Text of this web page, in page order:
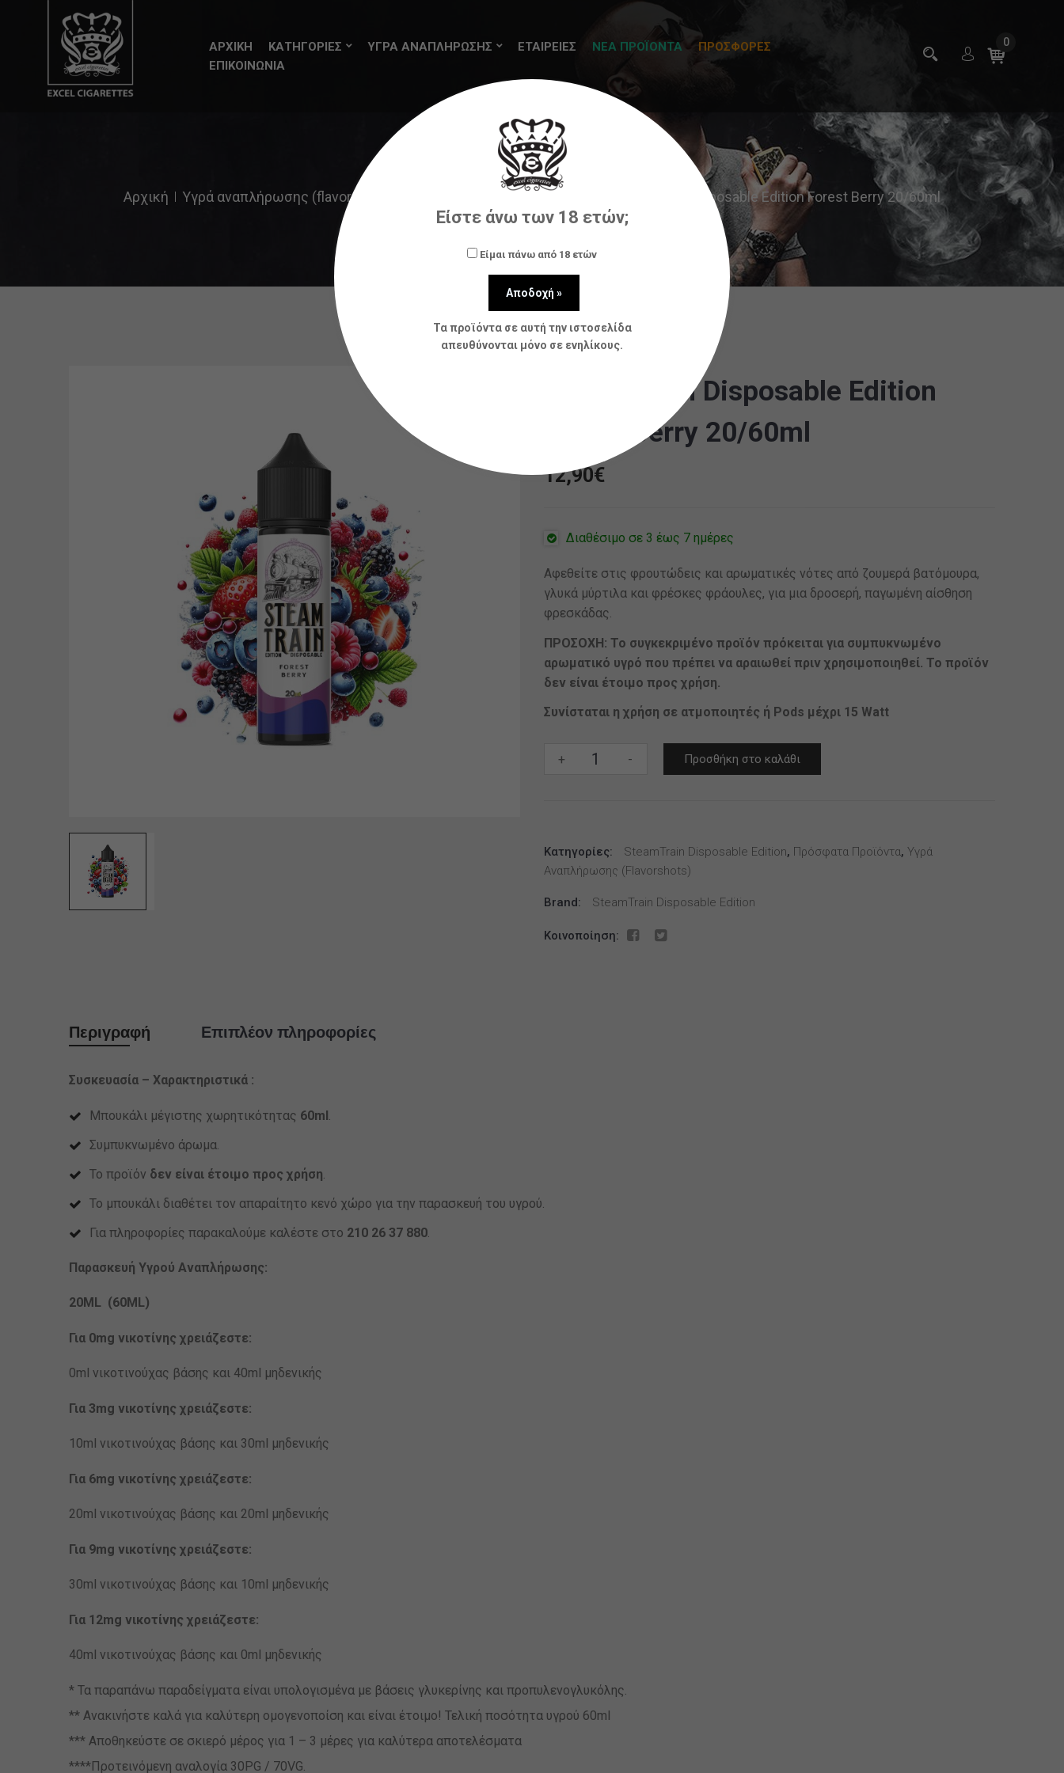
ΑΡΧΙΚΗ ΚΑΤΗΓΟΡΙΕΣ ΥΓΡΑ ΑΝΑΠΛΗΡΩΣΗΣ ΕΤΑΙΡΕΙΕΣ ΝΕΑ ΠΡΟΪΟΝΤΑ
ΠΡΟΣΦΟΡΕΣ
ΕΠΙΚΟΙΝΩΝΙΑ
0
Αρχική Υγρά αναπλήρωσης (flavorshots) Steam Train Disposable Edition Forest Berry 20/60ml
Steam Train Disposable Edition
Forest Berry 20/60ml
12,90€
Διαθέσιμο σε 3 έως 7 ημέρες
Αφεθείτε στις φρουτώδεις και αρωματικές νότες από ζουμερά βατόμουρα,
γλυκά μύρτιλα και φρέσκες φράουλες, για μια δροσερή, παγωμένη αίσθηση
φρεσκάδας.
ΠΡΟΣΟΧΗ: Το συγκεκριμένο προϊόν πρόκειται για συμπυκνωμένο
αρωματικό υγρό που πρέπει να αραιωθεί πριν χρησιμοποιηθεί. Το προϊόν
δεν είναι έτοιμο προς χρήση.
Συνίσταται η χρήση σε ατμοποιητές ή Pods μέχρι 15 Watt
+
Steam
Berry
20/60ml
- Προσθήκη στο καλάθι
Κατηγορίες: SteamTrain Disposable Edition, Πρόσφατα Προϊόντα, Υγρά
Αναπλήρωσης (flavorshots)
Brand: SteamTrain Disposable Edition
Κοινοποίηση:
Περιγραφή Επιπλέον πληροφορίες
Συσκευασία – Χαρακτηριστικά :
Μπουκάλι μέγιστης χωρητικότητας 60ml
Συμπυκνωμένο άρωμα.
Το προϊόν δεν είναι έτοιμο προς χρήση
Το μπουκάλι διαθέτει τον απαραίτητο κενό χώρο για την παρασκευή του υγρού.
Για πληροφορίες παρακαλούμε καλέστε στο 210 26 37 880
Παρασκευή Υγρού Αναπλήρωσης:
20ML (60ML)
Για 0mg νικοτίνης χρειάζεστε:
0ml νικοτινούχας βάσης και 40ml μηδενικής
Για 3mg νικοτίνης χρειάζεστε:
10ml νικοτινούχας βάσης και 30ml μηδενικής
Για 6mg νικοτίνης χρειάζεστε:
20ml νικοτινούχας βάσης και 20ml μηδενικής
Για 9mg νικοτίνης χρειάζεστε:
30ml νικοτινούχας βάσης και 10ml μηδενικής
Για 12mg νικοτίνης χρειάζεστε:
40ml νικοτινούχας βάσης και 0ml μηδενικής
* Τα παραπάνω παραδείγματα είναι υπολογισμένα με βάσεις γλυκερίνης και προπυλενογλυκόλης.
** Ανακινήστε καλά για καλύτερη ομογενοποίση και είναι έτοιμο! Τελική ποσότητα υγρού 60ml
*** Αποθηκεύστε σε σκιερό μέρος για 1 – 3 μέρες για καλύτερα αποτελέσματα
****Προτεινόμενη αναλογία 30PG / 70VG.
Είστε άνω των 18 ετών;
Είμαι πάνω από 18 ετών
Τα προϊόντα σε αυτή την ιστοσελίδα
απευθύνονται μόνο σε ενηλίκους.